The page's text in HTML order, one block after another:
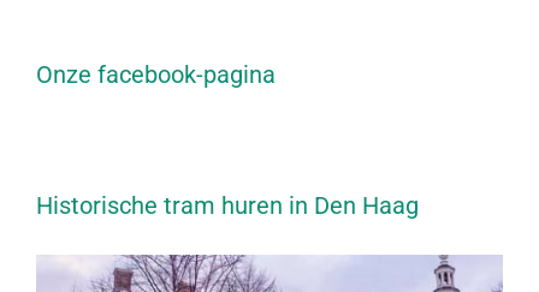
Onze facebook-pagina
Historische tram huren in Den Haag